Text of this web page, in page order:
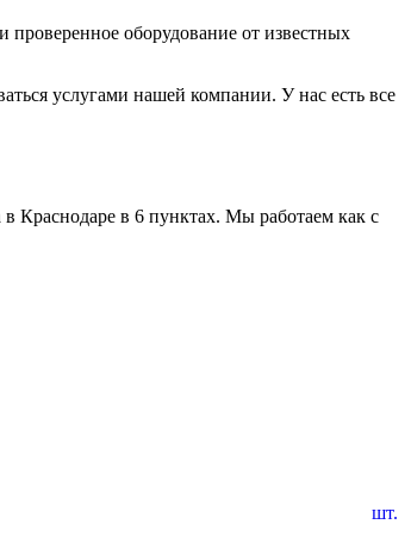
проверенное оборудование от известных
услугами нашей компании. У нас есть все
Краснодаре в 6 пунктах. Мы работаем как с
шт.